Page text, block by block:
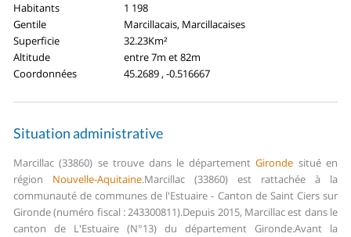
Habitants
1 198
Gentile
Marcillacais, Marcillacaises
Superficie
32.23Km²
Altitude
entre 7m et 82m
Coordonnées
45.2689 , -0.516667
Situation administrative
Marcillac (33860) se trouve dans le départementGironde situé en
région Nouvelle-Aquitaine.Marcillac (33860) est rattachée à la
communauté de communes de l'Estuaire - Canton de Saint Ciers sur
Gironde (numéro fiscal : 243300811).Depuis 2015, Marcillac est dans le
canton de L'Estuaire (N°13) du département Gironde.Avant la